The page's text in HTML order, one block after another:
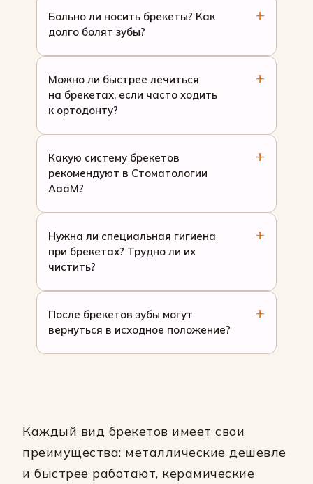
Больно ли носить брекеты? Как
долго болят зубы?
Можно ли быстрее лечиться
на брекетах, если часто ходить
к ортодонту?
Какую систему брекетов
рекомендуют в Стоматологии
АааМ?
Нужна ли специальная гигиена
при брекетах? Трудно ли их
чистить?
После брекетов зубы могут
вернуться в исходное положение?
Каждый вид брекетов имеет свои
преимущества: металлические дешевле
и быстрее работают, керамические